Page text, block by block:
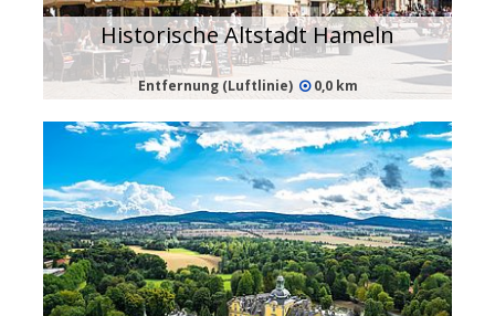
Historische Altstadt Hameln
Entfernung (Luftlinie) 0,0 km